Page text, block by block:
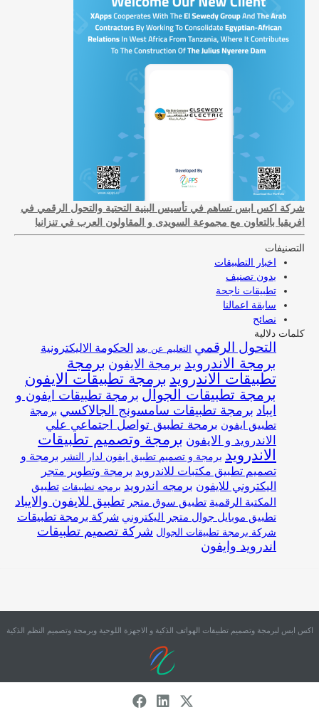
شركة اكس ابس تساهم في تأسيس البنية التحتية والتحول الرقمي في
افريقيا بالتعاون مع مجموعة السويدى و المقاولون العرب في تنزانيا
التصنيفات
اخبار التطبيقات
بدون تصنيف
تطبيقات ناجحة
سابقة اعمالنا
نصائح
كلمات دلالية
التحول الرقمي التعليم عن بعد الحكومة الاليكترونية
برمجة الاندرويد برمجة الايفون برمجة
تطبيقات الاندرويد برمجة تطبيقات الايفون
برمجة تطبيقات الجوال برمجة تطبيقات ايفون و
ايباد برمجة تطبيقات سامسونج الجالاكسي برمجة
تطبيق ايفون برمجة تطبيق تواصل اجتماعي علي
الاندرويد و الايفون برمجة وتصميم تطبيقات
الاندرويد برمجة و تصميم تطبيق ايفون لدار النشر برمجة و
تصميم تطبيق مكتبات للاندرويد برمجة وتطوير متجر
اليكتروني للايفون برمجه اندرويد برمجه تطبيقات تطبيق
المكتبة الرقمية تطبيق سوق متجر تطبيق للايفون والايباد
تطبيق موبايل جوال متجر اليكتروني شركة برمجة تطبيقات
شركة برمجة تطبيقات الجوال شركة تصميم تطبيقات
اندرويد وايفون
اكس ابس لبرمجة وتصميم تطبيقات الهواتف الذكية و الاجهزة اللوحية وبرمجة وتصميم النظم الذكية